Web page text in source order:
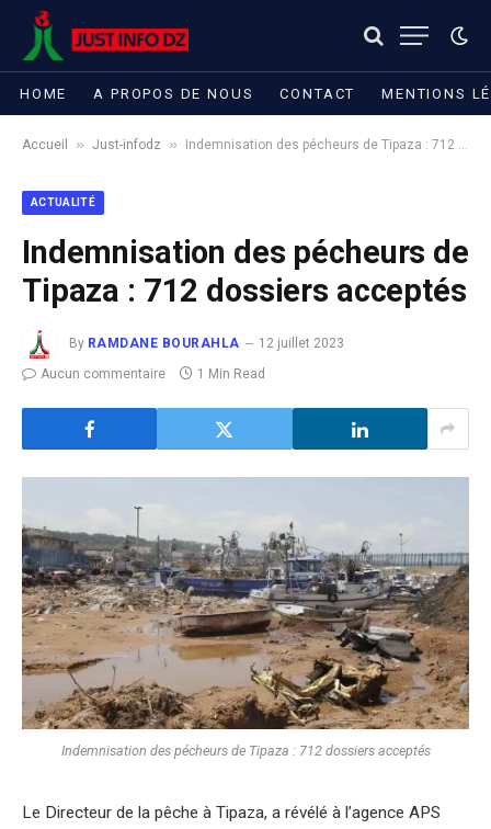
HOME A PROPOS DE NOUS CONTACT MENTIONS
Accueil » Just-infodz » Indemnisation des pécheurs de Tipaza : 712 dossiers acceptés
ACTUALITÉ
Indemnisation des pécheurs de
Tipaza : 712 dossiers acceptés
By RAMDANE BOURAHLA
12 juillet 2023
Aucun commentaire
1 Min Read
Indemnisation des pécheurs de Tipaza : 712 dossiers acceptés
Le Directeur de la pêche à Tipaza, a révélé à l’agence APS